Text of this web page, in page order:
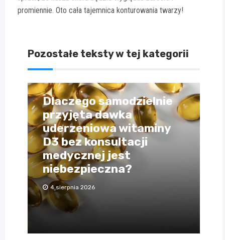
promiennie. Oto cała tajemnica konturowania twarzy!
Pozostałe teksty w tej kategorii
Dlaczego samodzielnie
przyjęta dawka
uderzeniowa witaminy
D3 bez konsultacji
medycznej jest
niebezpieczna?
4 sierpnia 2026